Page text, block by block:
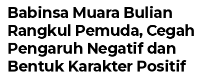
Babinsa Muara Bulian
Rangkul Pemuda, Cegah
Pengaruh Negatif dan
Bentuk Karakter Positif